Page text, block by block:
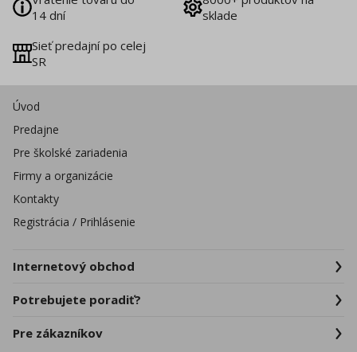
14 dní
sklade
Sieť predajní po celej
SR
Úvod
Predajne
Pre školské zariadenia
Firmy a organizácie
Kontakty
Registrácia / Prihlásenie
Internetový obchod
Potrebujete poradiť?
Pre zákazníkov